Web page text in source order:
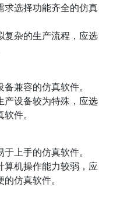
求选择功能齐全的仿真
复杂的生产流程，应选
兼容的仿真软件。
产设备较为特殊，应选
件。
上手的仿真软件。
算机操作能力较弱，应
仿真软件。